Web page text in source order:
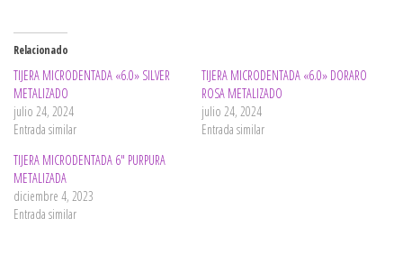
Relacionado
TIJERA MICRODENTADA «6.0» SILVER
METALIZADO
julio 24, 2024
Entrada similar
TIJERA MICRODENTADA «6.0» DORARO
ROSA METALIZADO
julio 24, 2024
Entrada similar
TIJERA MICRODENTADA 6″ PURPURA
METALIZADA
diciembre 4, 2023
Entrada similar